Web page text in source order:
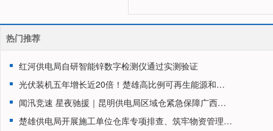
热门推荐
红河供电局自研智能锌数字检测仪通过实测验证
光伏装机五年增长近20倍！楚雄高比例可再生能源和储能示范区优势持续凸显
闻汛竞速 星夜驰援｜昆明供电局区域仓紧急保障广西电力抢修物资供应
楚雄供电局开展施工单位仓库专项排查、筑牢物资管理安全防线